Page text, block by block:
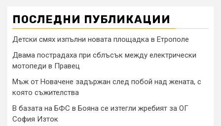
ПОСЛЕДНИ ПУБЛИКАЦИИ
Детски смях изпълни новата площадка в Етрополе
Двама пострадаха при сблъсък между електрически
мотопеди в Правец
Мъж от Новачене задържан след побой над жената, с
която съжителства
В базата на БФС в Бояна се изтегли жребият за ОГ
София Изток